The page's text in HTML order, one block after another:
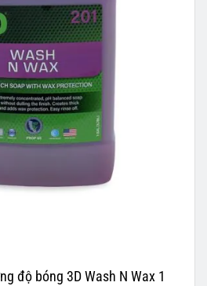
độ bóng 3D Wash N Wax 1